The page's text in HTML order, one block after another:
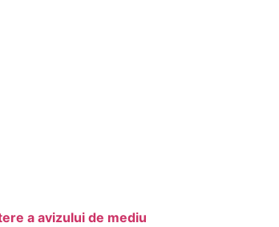
a avizului de mediu